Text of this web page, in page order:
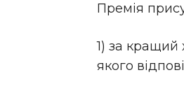
Премія
1) за кращий
якого